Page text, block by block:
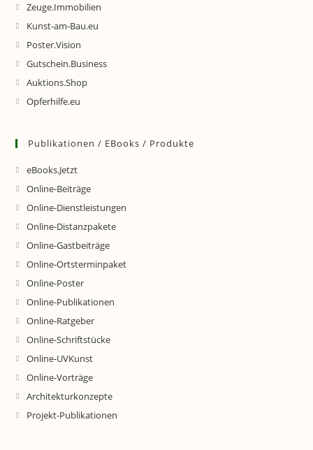
Zeuge.Immobilien
Kunst-am-Bau.eu
Poster.Vision
Gutschein.Business
Auktions.Shop
Opferhilfe.eu
Publikationen / EBooks / Produkte
eBooks.Jetzt
Online-Beiträge
Online-Dienstleistungen
Online-Distanzpakete
Online-Gastbeiträge
Online-Ortsterminpaket
Online-Poster
Online-Publikationen
Online-Ratgeber
Online-Schriftstücke
Online-UVKunst
Online-Vorträge
Architekturkonzepte
Projekt-Publikationen